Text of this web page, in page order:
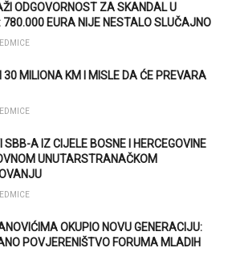
ODGOVORNOST ZA SKANDAL U
780.000 EURA NIJE NESTALO SLUČAJNO
30 MILIONA KM I MISLE DA ĆE PREVARA
SBB-A IZ CIJELE BOSNE I HERCEGOVINE
UNUTARSTRANAČKOM
OKUPIO NOVU GENERACIJU:
POVJERENIŠTVO FORUMA MLADIH